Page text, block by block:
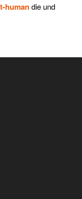
humandie und